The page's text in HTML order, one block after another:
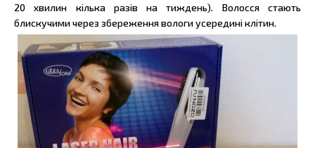
20 хвилин кілька разів на тиждень). Волосся стають
блискучими через збереження вологи усередині клітин.